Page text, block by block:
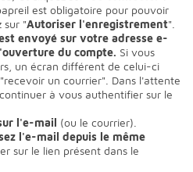
est obligatoire pour pouvoir
sur "Autoriser l'enregistrement".
envoyé sur votre adresse e-
du compte. Si vous
un écran différent de celui-ci
un courrier". Dans l'attente
à vous authentifier sur le
l'e-mail (ou le courrier).
l'e-mail depuis le même
sur le lien présent dans le